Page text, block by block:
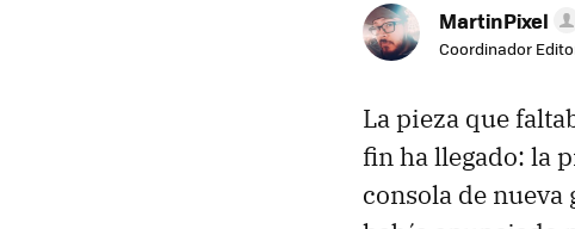
MartinPixel
Coordinador
La pieza que
fin ha llegado: la
consola de nueva